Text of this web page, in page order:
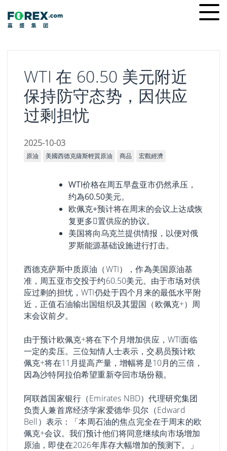
content
WTI 在 60.50 美元附近
保持防守态势，因供应
过剩担忧
2025-10-03
原油 美國西德克薩斯輕質原油 商品 宏觀經濟
WTI价格在周五早盘亚市仍然承压，
约為60.50美元。
欧佩克+预计将在周末的会议上达成恢
复更多𫔮置供应的协议。
美国将向乌克兰提供情报，以便对俄
罗斯能源基础设施进行打击。
西德克萨斯中质原油（WTI），作為美国原油基
准，周五亚市交投于约60.50美元。由于市场对供
应过剩的担忧，WTI仍处于四个月来的最低水平附
近，正值石油输出国组织及其盟国（欧佩克+）周
末会议前夕。
由于预计欧佩克+将在下个月增加供应，WTI面临
一定的卖压。三位知情人士表示，交易员预计欧
佩克+将在11月提高产量，增幅将是10月的三倍，
因為沙特阿拉伯希望重新夺回市场份额。
阿联酋国家银行（Emirates NBD）代理研究集团
负责人兼首席经济学家爱德华·贝尔（Edward
Bell）表示：「本周石油的焦点完全在于周末的欧
佩克+会议。我们预计他们将同意继续向市场增加
原油，即使在2026年库存大幅增加的预测下。」